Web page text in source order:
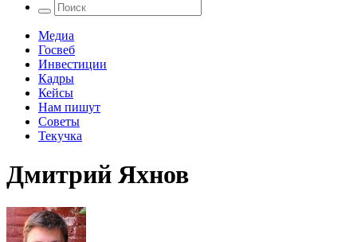
Медиа
Госвеб
Инвестиции
Кадры
Кейсы
Нам пишут
Советы
Текучка
Дмитрий Яхнов